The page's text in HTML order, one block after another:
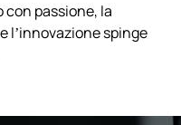
con passione, la
l’innovazione spinge